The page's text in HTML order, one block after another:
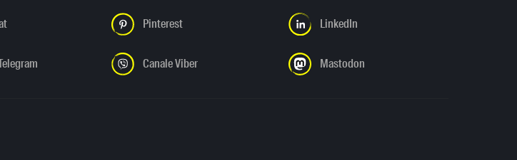
Pinterest LinkedIn
Canale Viber Mastodon